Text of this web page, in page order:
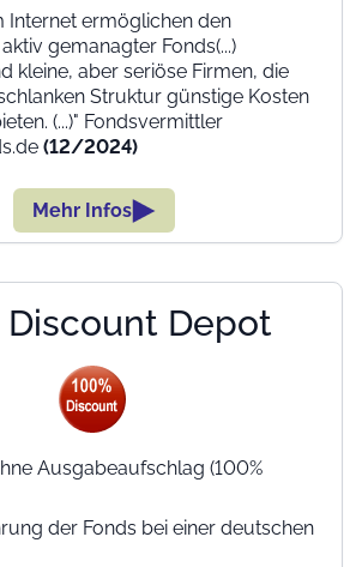
Internet ermöglichen den
gemanagter Fonds(...)
kleine, aber seriöse Firmen, die
Struktur günstige Kosten
(...)" Fondsvermittler
(12/2024)
Mehr Infos
Discount Depot
Ausgabeaufschlag (100%
der Fonds bei einer deutschen